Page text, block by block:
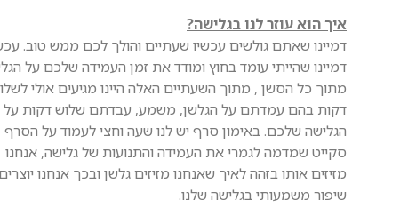
איך הוא עוזר לנו בגלישה?
‏דמיינו שאתם גולשים עכשיו שעתיים והולך לכם ממש טוב.
דמיינו שהייתי עומד בחוץ ומודד את זמן העמידה שלכם על
מתוך כל הסשן , מתוך השעתיים האלה היינו מגיעים אולי
דקות בהם עמדתם על הגלשן, משמע, עבדתם שלוש דקות על
הגלישה שלכם. באימון סרף יש לנו שעה וחצי לעמוד על הסרף
סקייט שמדמה לגמרי את העמידה והתנועות של גלישה, אנחנו
מזיזים אותו בזהה לאיך שאנחנו מזיזים גלשן ובכך אנחנו
שיפור משמעותי בגלישה שלנו.